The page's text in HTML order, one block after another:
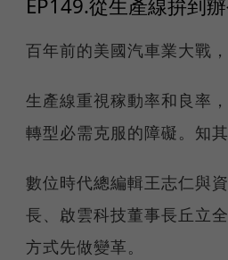
EP149.從生產線拚到
百年前的美國汽車業大戰
生產線重視稼動率和良率
轉型必需克服的障礙。知
數位時代總編輯王志仁與
長、啟雲科技董事長丘立
方式先做變革。